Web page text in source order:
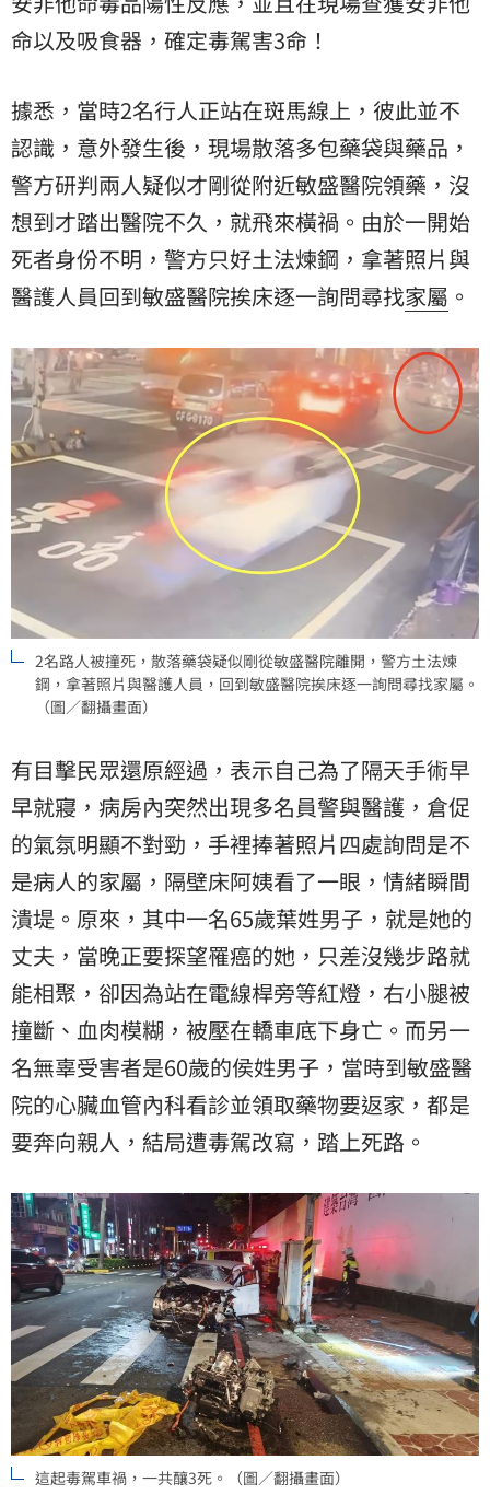
命以及吸食器，確定毒駕害3命！
據悉，當時2名行人正站在斑馬線上，彼此並不
認識，意外發生後，現場散落多包藥袋與藥品，
警方研判兩人疑似才剛從附近敏盛醫院領藥，沒
想到才踏出醫院不久，就飛來橫禍。由於一開始
死者身份不明，警方只好土法煉鋼，拿著照片與
醫護人員回到敏盛醫院挨床逐一詢問尋找家屬 。
2名路人被撞死，散落藥袋疑似剛從敏盛醫院離開，警方土法煉
鋼，拿著照片與醫護人員，回到敏盛醫院挨床逐一詢問尋找家屬。
（圖／翻攝畫面）
有目擊民眾還原經過，表示自己為了隔天手術早
早就寢，病房內突然出現多名員警與醫護，倉促
的氣氛明顯不對勁，手裡捧著照片四處詢問是不
是病人的家屬，隔壁床阿姨看了一眼，情緒瞬間
潰堤。原來，其中一名65歲葉姓男子，就是她的
丈夫，當晚正要探望罹癌的她，只差沒幾步路就
能相聚，卻因為站在電線桿旁等紅燈，右小腿被
撞斷、血肉模糊，被壓在轎車底下身亡。而另一
名無辜受害者是60歲的侯姓男子，當時到敏盛醫
院的心臟血管內科看診並領取藥物要返家，都是
要奔向親人，結局遭毒駕改寫，踏上死路。
這起毒駕車禍，一共釀3死。（圖／翻攝畫面）